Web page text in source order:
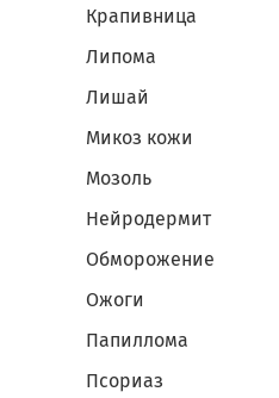
Крапивница
Липома
Лишай
Микоз кожи
Мозоль
Нейродермит
Обморожение
Ожоги
Папиллома
Псориаз